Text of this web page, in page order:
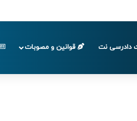
دادرسی نت قوانین و مصوبات